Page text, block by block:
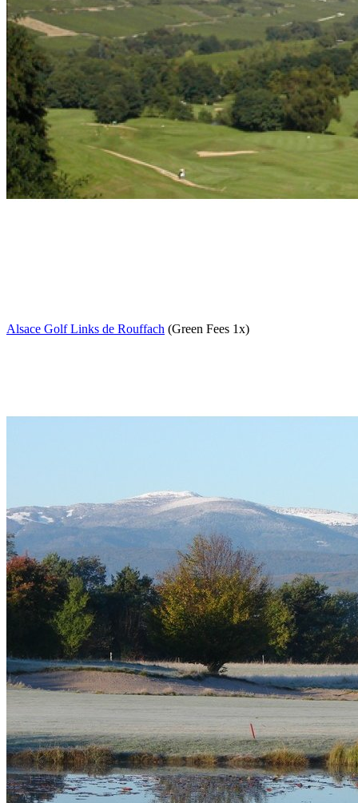
Alsace Golf Links de Rouffach (Green Fees 1x)